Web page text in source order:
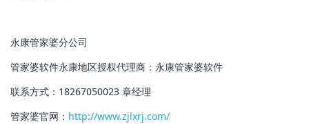
永康管家婆分公司
管家婆软件永康地区授权代理商：永康管家婆软件
联系方式：18267050023 章经理
管家婆官网： http://www.zjlxrj.com/